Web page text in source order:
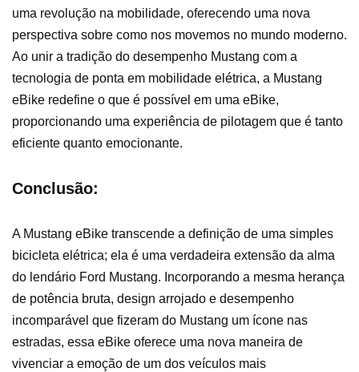
uma revolução na mobilidade, oferecendo uma nova
perspectiva sobre como nos movemos no mundo moderno.
Ao unir a tradição do desempenho Mustang com a
tecnologia de ponta em mobilidade elétrica, a Mustang
eBike redefine o que é possível em uma eBike,
proporcionando uma experiência de pilotagem que é tanto
eficiente quanto emocionante.
Conclusão:
A Mustang eBike transcende a definição de uma simples
bicicleta elétrica; ela é uma verdadeira extensão da alma
do lendário Ford Mustang. Incorporando a mesma herança
de potência bruta, design arrojado e desempenho
incomparável que fizeram do Mustang um ícone nas
estradas, essa eBike oferece uma nova maneira de
vivenciar a emoção de um dos veículos mais